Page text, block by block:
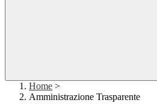
Home >
Amministrazione Trasparente